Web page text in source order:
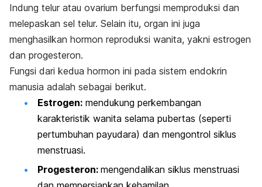
Indung telur atau ovarium berfungsi memproduksi dan
melepaskan sel telur. Selain itu, organ ini juga
menghasilkan hormon reproduksi wanita, yakni estrogen
dan progesteron.
Fungsi dari kedua hormon ini pada sistem endokrin
manusia adalah sebagai berikut.
Estrogen: mendukung perkembangan
karakteristik wanita selama pubertas (seperti
pertumbuhan payudara) dan mengontrol siklus
menstruasi.
Progesteron: mengendalikan siklus menstruasi